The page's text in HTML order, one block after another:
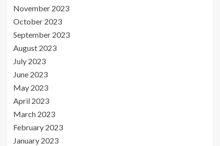
November 2023
October 2023
September 2023
August 2023
July 2023
June 2023
May 2023
April 2023
March 2023
February 2023
January 2023